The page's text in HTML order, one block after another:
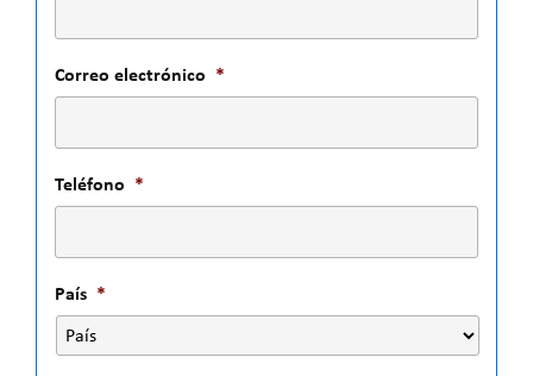
Correo electrónico *
Teléfono *
País *